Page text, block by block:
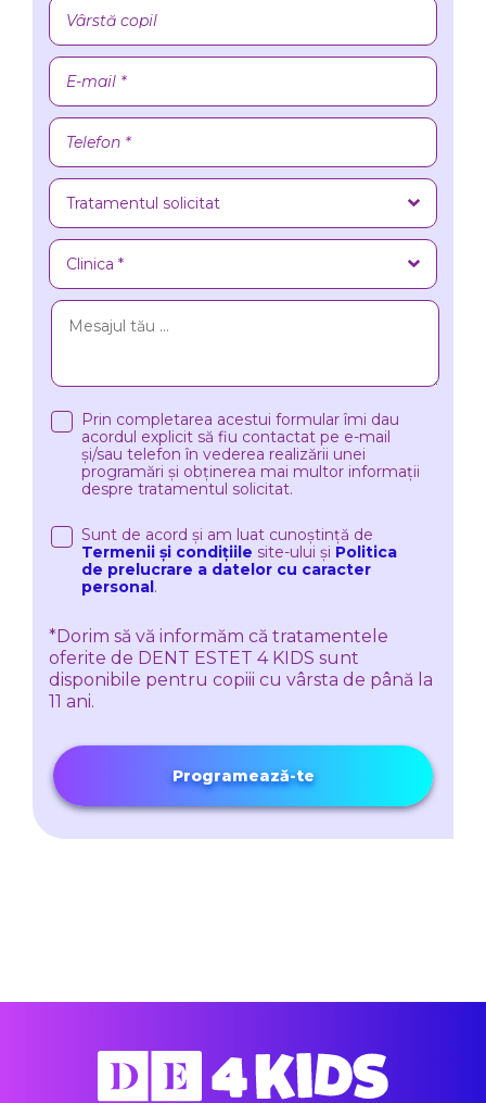
Prin completarea acestui formular îmi dau
acordul explicit să fiu contactat pe e-mail
și/sau telefon în vederea realizării unei
programări și obținerea mai multor informații
despre tratamentul solicitat.
Sunt de acord și am luat cunoștință de
Termenii și condițiile site-ului și Politica
de prelucrare a datelor cu caracter
personal.
*Dorim să vă informăm că tratamentele
oferite de DENT ESTET 4 KIDS sunt
disponibile pentru copiii cu vârsta de până la
11 ani.
Programează-te